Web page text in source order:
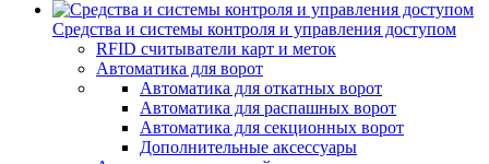
Средства и системы контроля и управления доступом
RFID считыватели карт и меток
Автоматика для ворот
Автоматика для откатных ворот
Автоматика для распашных ворот
Автоматика для секционных ворот
Дополнительные аксессуары